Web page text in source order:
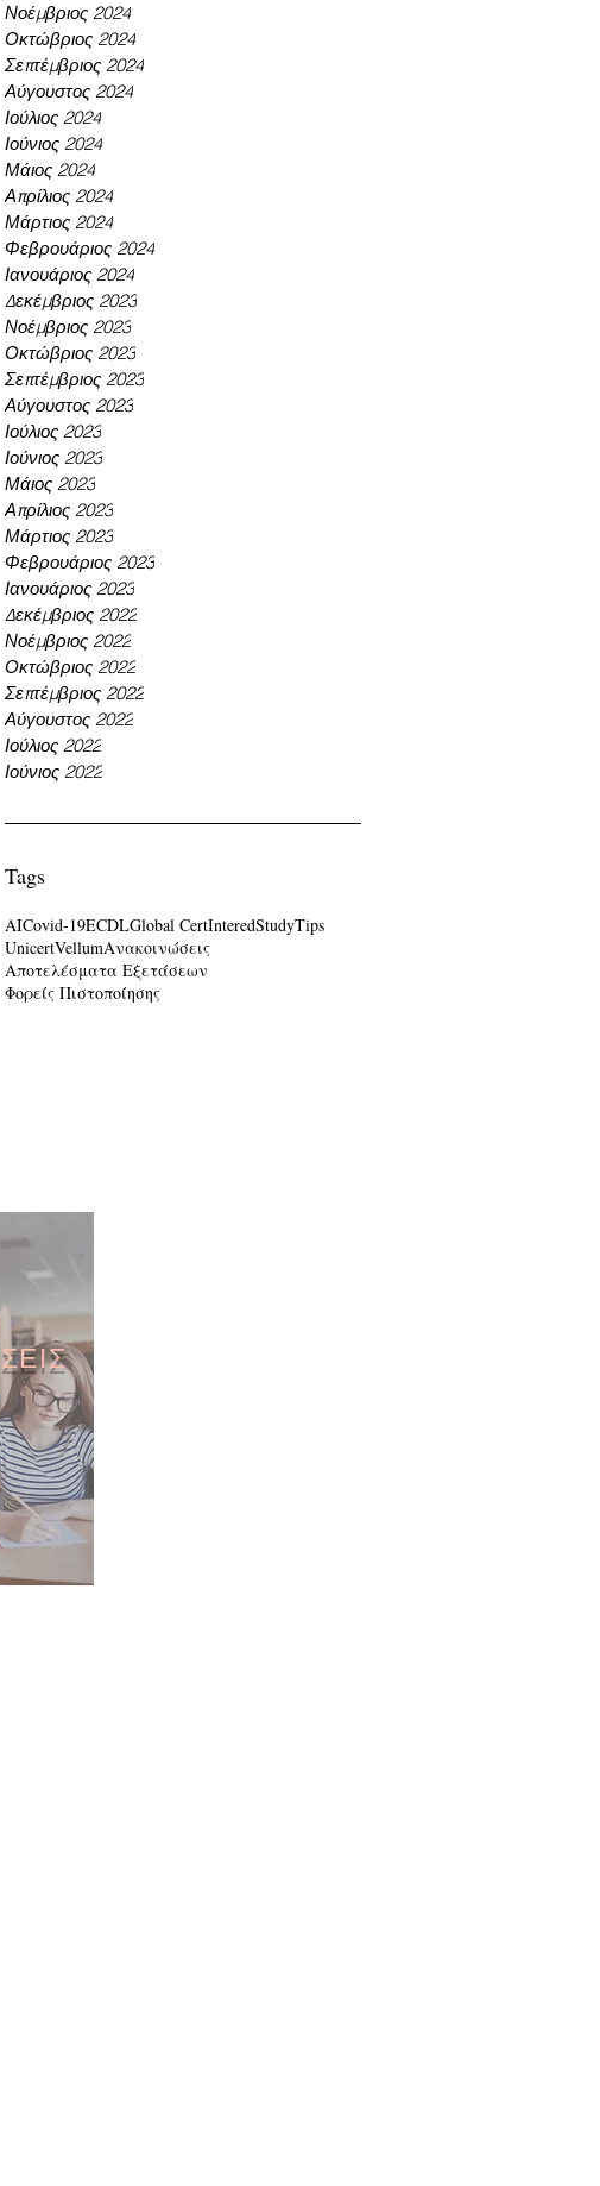
Νοέμβριος 2024
Οκτώβριος 2024
Σεπτέμβριος 2024
Αύγουστος 2024
Ιούλιος 2024
Ιούνιος 2024
Μάιος 2024
Απρίλιος 2024
Μάρτιος 2024
Φεβρουάριος 2024
Ιανουάριος 2024
Δεκέμβριος 2023
Νοέμβριος 2023
Οκτώβριος 2023
Σεπτέμβριος 2023
Αύγουστος 2023
Ιούλιος 2023
Ιούνιος 2023
Μάιος 2023
Απρίλιος 2023
Μάρτιος 2023
Φεβρουάριος 2023
Ιανουάριος 2023
Δεκέμβριος 2022
Νοέμβριος 2022
Οκτώβριος 2022
Σεπτέμβριος 2022
Αύγουστος 2022
Ιούλιος 2022
Ιούνιος 2022
Tags
AICovid-19ECDLGlobal CertInteredStudyTips
UnicertVellumΑνακοινώσεις
Αποτελέσματα Εξετάσεων
Φορείς Πιστοποίησης